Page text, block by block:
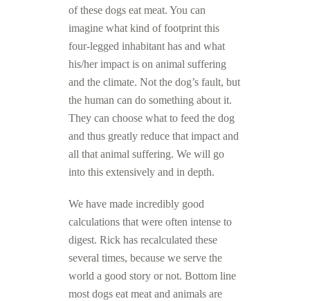
of these dogs eat meat. You can
imagine what kind of footprint this
four-legged inhabitant has and what
his/her impact is on animal suffering
and the climate. Not the dog’s fault, but
the human can do something about it.
They can choose what to feed the dog
and thus greatly reduce that impact and
all that animal suffering. We will go
into this extensively and in depth.
We have made incredibly good
calculations that were often intense to
digest. Rick has recalculated these
several times, because we serve the
world a good story or not. Bottom line
most dogs eat meat and animals are